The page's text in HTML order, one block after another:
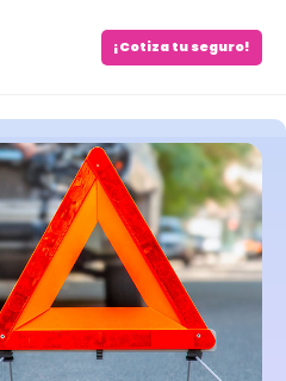
¡Cotiza tu seguro!